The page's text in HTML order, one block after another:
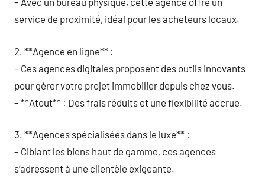
service de proximité, idéal pour les acheteurs locaux.
2. **Agence en ligne** :
– Ces agences digitales proposent des outils innovants
pour gérer votre projet immobilier depuis chez vous.
– **Atout** : Des frais réduits et une flexibilité accrue.
3. **Agences spécialisées dans le luxe** :
– Ciblant les biens haut de gamme, ces agences
s’adressent à une clientèle exigeante.